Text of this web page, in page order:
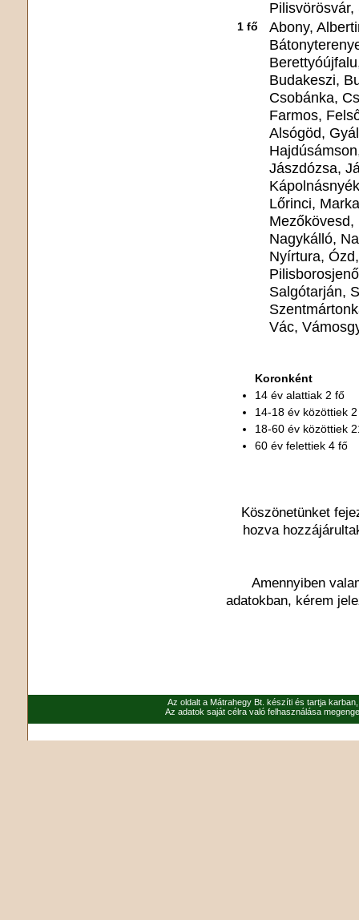
1 fő
Abony,
Budakeszi,
Csobánka,
Farmos,
Alsógöd,
Jászdózsa,
Lőrinci,
Nagykálló,
Nyírtura,
Salgótarján,
Vác,
Koronként
14 év alattiak 2 fő
14-18 év közöttiek
18-60 év közöttiek
60 év felettiek 4 fő
Köszönetünket
hozva
Amennyiben
adatokban, kérem
Az oldalt a Mátrahegy Bt. készíti és tartja
Az adatok saját célra való felhasználása